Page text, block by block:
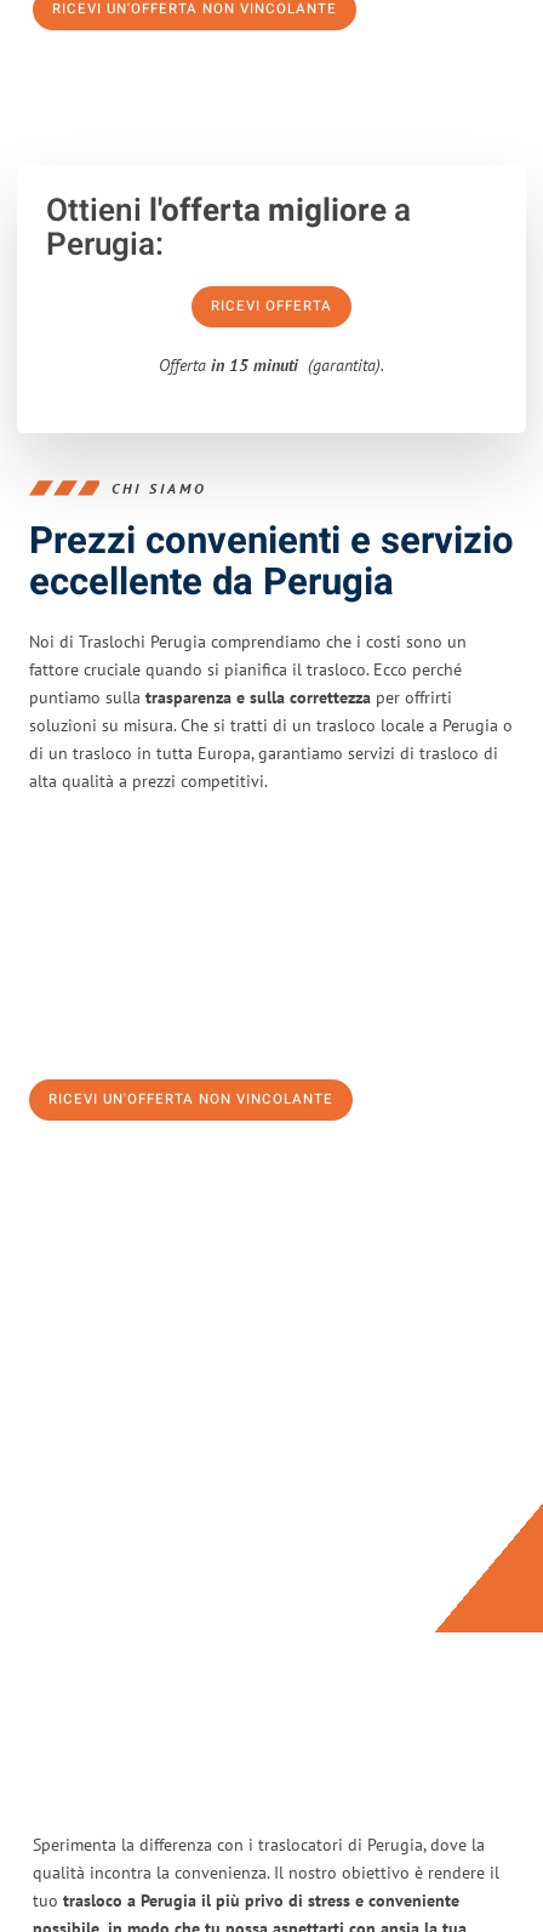
RICEVI UN'OFFERTA NON VINCOLANTE
Ottieni l'offerta migliorea
Perugia:
RICEVI OFFERTA
Offerta in 15 minuti (garantita).
CHI SIAMO
Prezzi convenienti e servizio
eccellente da Perugia
Noi di Traslochi Perugia comprendiamo che i costi sono un
fattore cruciale quando si pianifica il trasloco. Ecco perché
puntiamo sulla trasparenza e sulla correttezza per offrirti
soluzioni su misura. Che si tratti di un trasloco locale a Perugia o
di un trasloco in tutta Europa, garantiamo servizi di trasloco di
alta qualità a prezzi competitivi.
RICEVI UN'OFFERTA NON VINCOLANTE
Sperimenta la differenza con i traslocatori di Perugia, dove la
qualità incontra la convenienza. Il nostro obiettivo è rendere il
tuo trasloco a Perugia il più privo di stress e conveniente